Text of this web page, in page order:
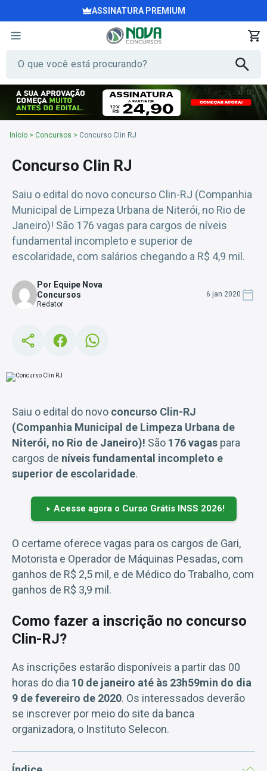
ASSINATURA PREMIUM
Início > Concursos > Concurso Clin RJ
Concurso Clin RJ
Saiu o edital do novo concurso Clin-RJ (Companhia
Municipal de Limpeza Urbana de Niterói, no Rio de
Janeiro)! São 176 vagas para cargos de níveis
fundamental incompleto e superior de
escolaridade, com salários chegando a R$ 4,9 mil.
Por Equipe Nova
Concursos
Redator
6 jan 2020
Saiu o edital do novo concurso Clin-RJ
(Companhia Municipal de Limpeza Urbana de
Niterói, no Rio de Janeiro)! São 176 vagas para
cargos de níveis fundamental incompleto e
superior de escolaridade.
Acesse agora o Curso Grátis INSS 2026!
O certame oferece vagas para os cargos de Gari,
Motorista e Operador de Máquinas Pesadas, com
ganhos de R$ 2,5 mil, e de Médico do Trabalho, com
ganhos de R$ 3,9 mil.
Como fazer a inscrição no concurso
Clin-RJ?
As inscrições estarão disponíveis a partir das 00
horas do dia 10 de janeiro até às 23h59min do dia
9 de fevereiro de 2020. Os interessados deverão
se inscrever por meio do site da banca
organizadora, o Instituto Selecon.